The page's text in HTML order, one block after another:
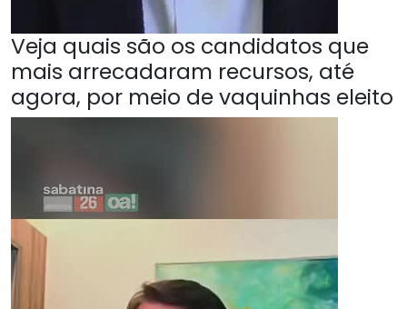
Veja quais são os candidatos que
mais arrecadaram recursos, até
agora, por meio de vaquinhas eleito